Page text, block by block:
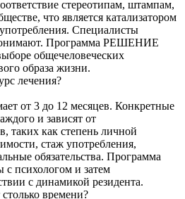
стереотипам, штампам,
что является катализатором
Специалисты
Программа РЕШЕНИЕ
общечеловеческих
образа жизни.
лечения?
от 3 до 12 месяцев. Конкретные
и зависят от
таких как степень личной
стаж употребления,
обязательства. Программа
с психологом и затем
с динамикой резидента.
времени?